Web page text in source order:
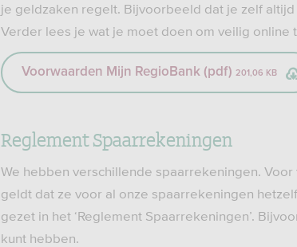
je geldzaken regelt. Bijvoorbeeld dat je zelf
Verder lees je wat je moet doen om veilig online
Voorwaarden Mijn RegioBank (pdf) 201,06 KB
Reglement Spaarrekeningen
We hebben verschillende spaarrekeningen.
geldt dat ze voor al onze spaarrekeningen
gezet in het ‘Reglement Spaarrekeningen’.
kunt hebben.